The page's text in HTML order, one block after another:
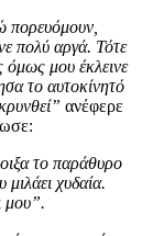
πορευόμουν,
πολύ αργά. Τότε
μου έκλεινε
το αυτοκίνητό
ανέφερε
το παράθυρο
χυδαία.
μου”.